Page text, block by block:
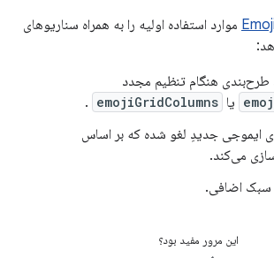
موارد استفاده اولیه را به همراه سناریوهای
هنگام تنظیم مجدد
یا emojiGridColumns
.
ایموجی جدیدِ لغو شده که بر اساس
می‌کند.
اضافی.
این مرور مفید بود؟